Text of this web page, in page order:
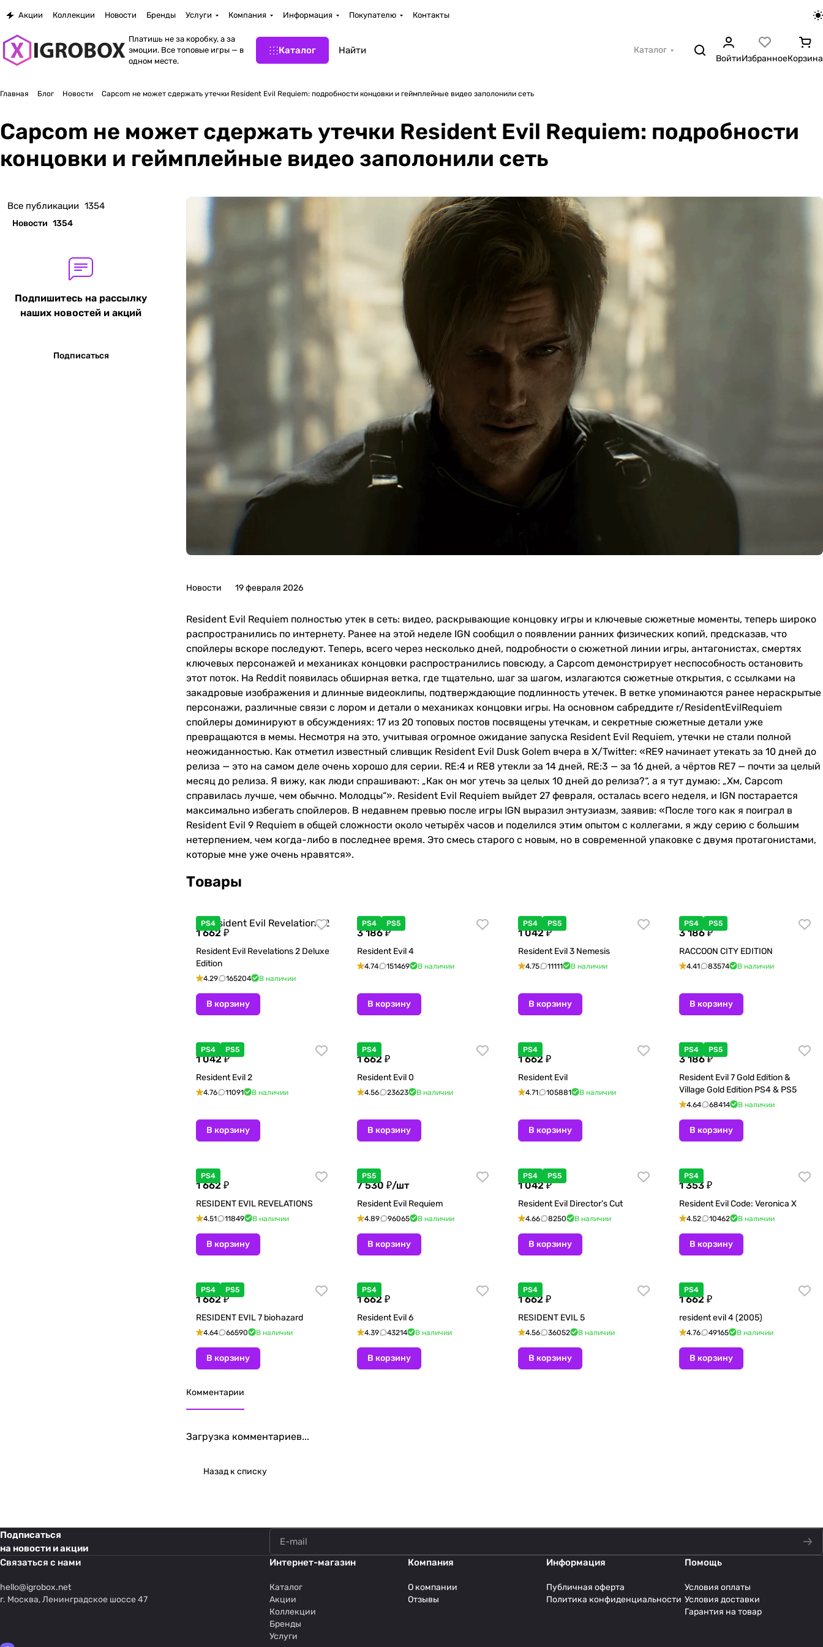
Акции Коллекции Новости Бренды Услуги Компания Информация Покупателю Контакты
Платишь не за коробку, а за
эмоции. Все топовые игры — в
одном месте.
Каталог
Каталог
ВойтиИзбранноеКорзина
Главная Блог Новости Capcom не может сдержать утечки Resident Evil Requiem: подробности концовки и геймплейные видео заполонили сеть
Capcom не может сдержать утечки Resident Evil Requiem: подробности
концовки и геймплейные видео заполонили сеть
Новости 19 февраля 2026
Resident Evil Requiem полностью утек в сеть: видео, раскрывающие концовку игры и ключевые сюжетные моменты, теперь широко
распространились по интернету. Ранее на этой неделе IGN сообщил о появлении ранних физических копий, предсказав, что
спойлеры вскоре последуют. Теперь, всего через несколько дней, подробности о сюжетной линии игры, антагонистах, смертях
ключевых персонажей и механиках концовки распространились повсюду, а Capcom демонстрирует неспособность остановить
этот поток. На Reddit появилась обширная ветка, где тщательно, шаг за шагом, излагаются сюжетные открытия, с ссылками на
закадровые изображения и длинные видеоклипы, подтверждающие подлинность утечек. В ветке упоминаются ранее нераскрытые
персонажи, различные связи с лором и детали о механиках концовки игры. На основном сабреддите r/ResidentEvilRequiem
спойлеры доминируют в обсуждениях: 17 из 20 топовых постов посвящены утечкам, и секретные сюжетные детали уже
превращаются в мемы. Несмотря на это, учитывая огромное ожидание запуска Resident Evil Requiem, утечки не стали полной
неожиданностью. Как отметил известный сливщик Resident Evil Dusk Golem вчера в X/Twitter: «RE9 начинает утекать за 10 дней до
релиза — это на самом деле очень хорошо для серии. RE:4 и RE8 утекли за 14 дней, RE:3 — за 16 дней, а чёртов RE7 — почти за целый
месяц до релиза. Я вижу, как люди спрашивают: „Как он мог утечь за целых 10 дней до релиза?“, а я тут думаю: „Хм, Capcom
справилась лучше, чем обычно. Молодцы“». Resident Evil Requiem выйдет 27 февраля, осталась всего неделя, и IGN постарается
максимально избегать спойлеров. В недавнем превью после игры IGN выразил энтузиазм, заявив: «После того как я поиграл в
Resident Evil 9 Requiem в общей сложности около четырёх часов и поделился этим опытом с коллегами, я жду серию с большим
нетерпением, чем когда-либо в последнее время. Это смесь старого с новым, но в современной упаковке с двумя протагонистами,
которые мне уже очень нравятся».
Товары
PS4
1 662 ₽
Resident Evil Revelations 2 Deluxe
Edition
4.29 165204 В наличии
В корзину
PS4 PS5
3 186 ₽
Resident Evil 4
4.74 151469 В наличии
В корзину
PS4 PS5
1 042 ₽
Resident Evil 3 Nemesis
4.75 11111 В наличии
В корзину
PS4 PS5
3 186 ₽
RACCOON CITY EDITION
4.41 83574 В наличии
В корзину
PS4 PS5
1 042 ₽
Resident Evil 2
4.76 11091 В наличии
В корзину
PS4
1 662 ₽
Resident Evil 0
4.56 23623 В наличии
В корзину
PS4
1 662 ₽
Resident Evil
4.71 105881 В наличии
В корзину
PS4 PS5
3 186 ₽
Resident Evil 7 Gold Edition &
Village Gold Edition PS4 & PS5
4.64 68414 В наличии
В корзину
PS4
1 662 ₽
RESIDENT EVIL REVELATIONS
4.51 11849 В наличии
В корзину
PS5
7 530 ₽/шт
Resident Evil Requiem
4.89 96065 В наличии
В корзину
PS4 PS5
1 042 ₽
Resident Evil Director’s Cut
4.66 8250 В наличии
В корзину
PS4
1 353 ₽
Resident Evil Code: Veronica X
4.52 10462 В наличии
В корзину
PS4 PS5
1 662 ₽
RESIDENT EVIL 7 biohazard
4.64 66590 В наличии
В корзину
PS4
1 662 ₽
Resident Evil 6
4.39 43214 В наличии
В корзину
PS4
1 662 ₽
RESIDENT EVIL 5
4.56 36052 В наличии
В корзину
PS4
1 662 ₽
resident evil 4 (2005)
4.76 49165 В наличии
В корзину
Комментарии
Загрузка комментариев...
Назад к списку
Все публикации 1354
Новости 1354
Подпишитесь на рассылку
наших новостей и акций
Подписаться
Подписаться
на новости и акции
Связаться с нами
hello@igrobox.net
г. Москва, Ленинградское шоссе 47
Интернет-магазин
Каталог
Акции
Коллекции
Бренды
Услуги
Компания
О компании
Отзывы
Информация
Публичная оферта
Политика конфиденциальности
Помощь
Условия оплаты
Условия доставки
Гарантия на товар